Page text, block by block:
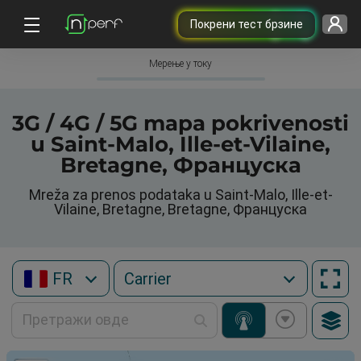
Покрени тест брзине
Мерење у току
3G / 4G / 5G mapa pokrivenosti
u Saint-Malo, Ille-et-Vilaine,
Bretagne, Француска
Mreža za prenos podataka u Saint-Malo, Ille-et-
Vilaine, Bretagne, Bretagne, Француска
FR